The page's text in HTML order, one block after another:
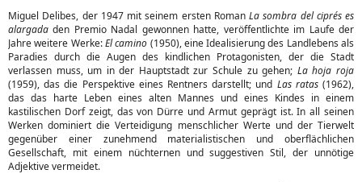
Miguel Delibes, der 1947 mit seinem ersten Roman La sombra del ciprés es
alargada den Premio Nadal gewonnen hatte, veröffentlichte im Laufe der
Jahre weitere Werke:El camino (1950), eine Idealisierung des Landlebens als
Paradies durch die Augen des kindlichen Protagonisten, der die Stadt
verlassen muss, um in der Hauptstadt zur Schule zu gehen; La hoja roja
(1959), das die Perspektive eines Rentners darstellt; und Las ratas(1962),
das das harte Leben eines alten Mannes und eines Kindes in einem
kastilischen Dorf zeigt, das von Dürre und Armut geprägt ist. In all seinen
Werken dominiert die Verteidigung menschlicher Werte und der Tierwelt
gegenüber einer zunehmend materialistischen und oberflächlichen
Gesellschaft, mit einem nüchternen und suggestiven Stil, der unnötige
Adjektive vermeidet.